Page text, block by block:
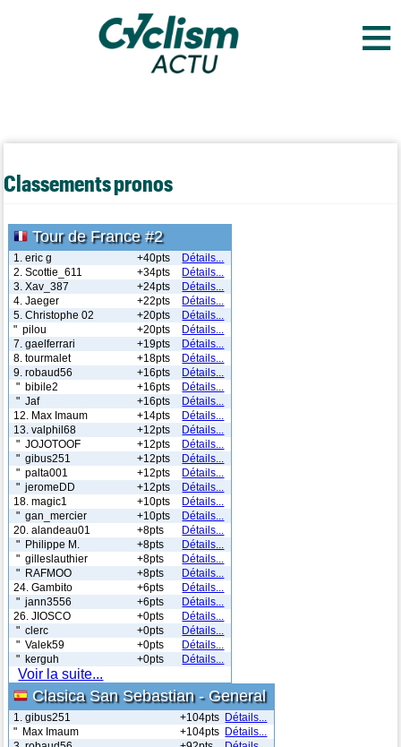
≡
Classements pronos
Tour de France #2
1. eric g Détails...
+40pts
2. Scottie_611
Détails...
+34pts
3. Xav_387
Détails...
+24pts
4. Jaeger
Détails...
+22pts
5. Christophe 02
Détails...
+20pts
" pilou
Détails...
+20pts
7. gaelferrari
Détails...
+19pts
8. tourmalet
Détails...
+18pts
9. robaud56
Détails...
+16pts
" bibile2
Détails...
+16pts
" Jaf
Détails...
+16pts
12. Max Imaum
Détails...
+14pts
13. valphil68
Détails...
+12pts
" JOJOTOOF
Détails...
+12pts
" gibus251
Détails...
+12pts
" palta001
Détails...
+12pts
" jeromeDD
Détails...
+12pts
18. magic1
Détails...
+10pts
" gan_mercier
Détails...
+10pts
20. alandeau01
Détails...
+8pts
" Philippe M.
Détails...
+8pts
" gilleslauthier
Détails...
+8pts
" RAFMOO
Détails...
+8pts
24. Gambito
Détails...
+6pts
" jann3556
Détails...
+6pts
26. JIOSCO
Détails...
+0pts
" clerc
Détails...
+0pts
" Valek59
Détails...
+0pts
" kerguh
Détails...
+0pts
Voir la suite...
Clasica San Sebastian - General
1. gibus251 Détails...
+104pts
" Max Imaum
Détails...
+104pts